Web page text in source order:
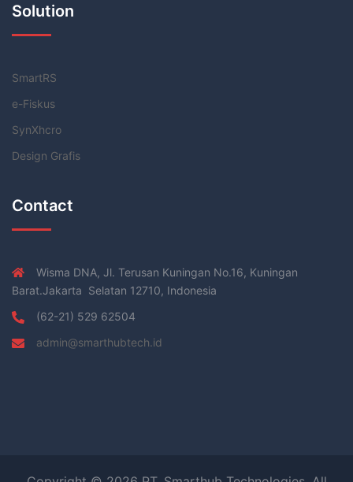
Solution
SmartRS
e-Fiskus
SynXhcro
Design Grafis
Contact
Wisma DNA, Jl. Terusan Kuningan No.16, Kuningan
Barat.Jakarta Selatan 12710, Indonesia
(62-21) 529 62504
admin@smarthubtech.id